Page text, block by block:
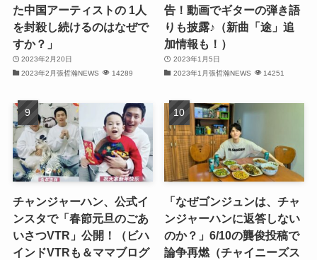
(32)
(31)
(32)
た中国アーティストの 1人
を封殺し続けるのはなぜで
すか？」
2023年2月20日
2023年2月張哲瀚NEWS
14289
告！動画でギターの弾き語
りも披露♪（新曲「途」追
加情報も！）
2023年1月5日
2023年1月張哲瀚NEWS
14251
チャンジャーハン、公式イ
ンスタで「春節元旦のごあ
いさつVTR」公開！（ビハ
インドVTRも＆ママブログ
「なぜゴンジュンは、チャ
ンジャーハンに返答しない
のか？」6/10の龔俊投稿で
論争再燃（チャイニーズス